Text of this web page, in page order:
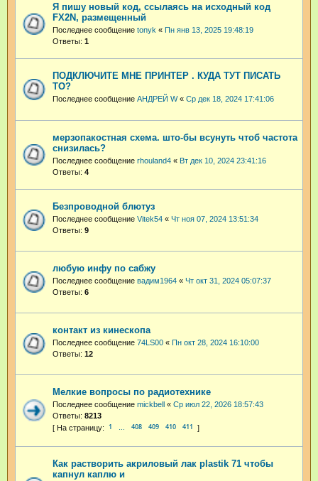
Я пишу новый код, ссылаясь на исходный код
FX2N, размещенный
Последнее сообщение tonyk « Пн янв 13, 2025 19:48:19
Ответы: 1
ПОДКЛЮЧИТЕ МНЕ ПРИНТЕР . КУДА ТУТ ПИСАТЬ
ТО?
Последнее сообщение АНДРЕЙ W« Ср дек 18, 2024 17:41:06
мерзопакостная схема. што-бы всунуть чтоб частота
снизилась?
Последнее сообщение rhouland4 « Вт дек 10, 2024 23:41:16
Ответы: 4
Безпроводной блютуз
Последнее сообщение Vitek54 « Чт ноя 07, 2024 13:51:34
Ответы: 9
любую инфу по сабжу
Последнее сообщение вадим1964 « Чт окт 31, 2024 05:07:37
Ответы: 6
контакт из кинескопа
Последнее сообщение 74LS00 « Пн окт 28, 2024 16:10:00
Ответы: 12
Мелкие вопросы по радиотехнике
Последнее сообщение mickbell « Ср июл 22, 2026 18:57:43
Ответы: 8213
1 408 409 410 411
Как растворить акриловый лак plastik 71 чтобы
капнул каплю и